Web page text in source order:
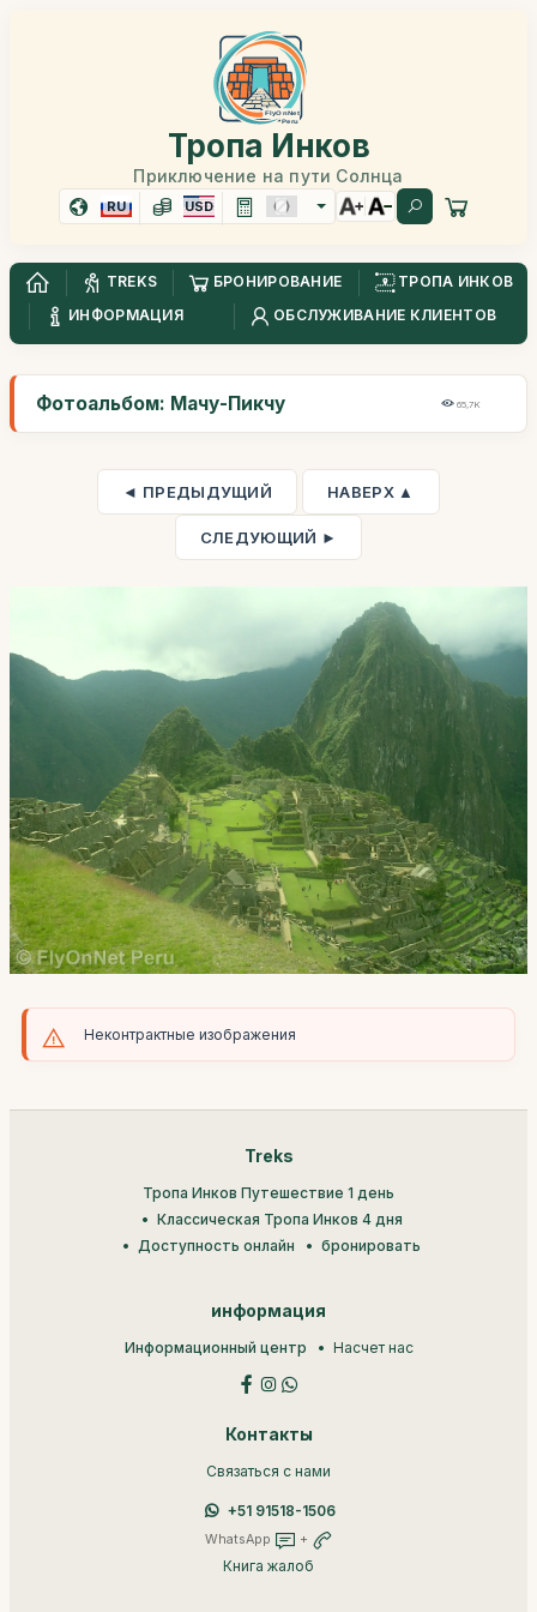
Тропа Инков
Приключение на пути Солнца
RU USD
TREKS БРОНИРОВАНИЕ
ТРОПА ИНКОВ
ИНФОРМАЦИЯ
ОБСЛУЖИВАНИЕ КЛИЕНТОВ
Фотоальбом: Мачу-Пикчу 65,7K
◄ ПРЕДЫДУЩИЙ НАВЕРХ ▲
СЛЕДУЮЩИЙ ►
Неконтрактные изображения
Treks
Тропа Инков Путешествие 1 день
Классическая Тропа Инков 4 дня
Доступность онлайн
бронировать
информация
Информационный центр Насчет нас
Контакты
Связаться с нами
+51 91518-1506
WhatsApp +
Книга жалоб